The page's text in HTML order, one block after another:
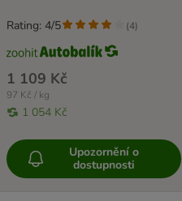
1 109 Kč
97 Kč / kg
1 054 Kč
Rating: 4/5 (4)
Upozornění o
dostupnosti